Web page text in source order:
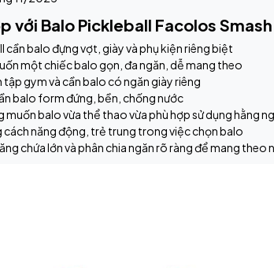
với Balo Pickleball Facolos Smash
cần balo đựng vợt, giày và phụ kiện riêng biệt
một chiếc balo gọn, đa ngăn, dễ mang theo
gym và cần balo có ngăn giày riêng
balo form đứng, bền, chống nước
muốn balo vừa thể thao vừa phù hợp sử dụng hằng
cách năng động, trẻ trung trong việc chọn balo
chứa lớn và phân chia ngăn rõ ràng để mang theo